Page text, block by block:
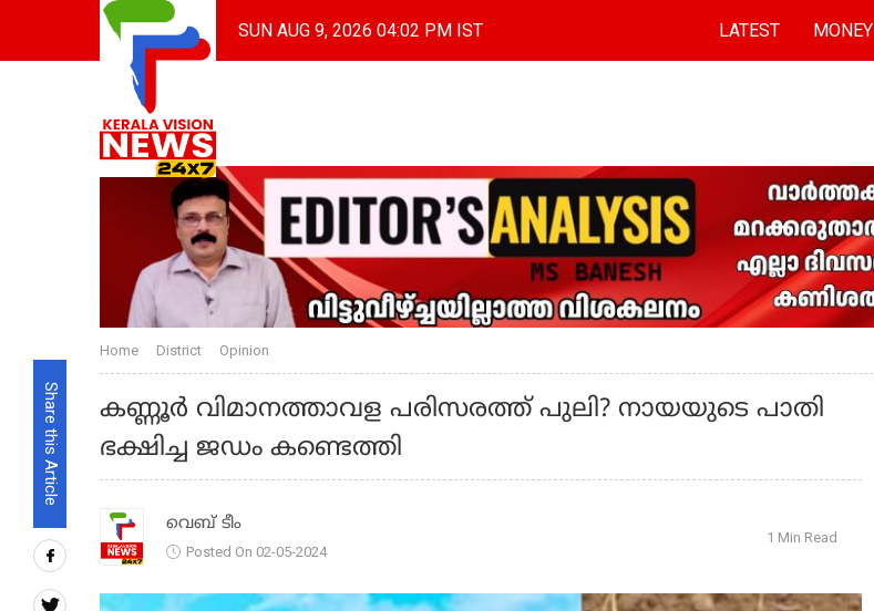
SUN AUG 9, 2026 04:02 PM IST LATEST MONEY
Share this Article
Home District Opinion
കണ്ണൂർ വിമാനത്താവള പരിസരത്ത് പുലി? നായയുടെ പാതി
ഭക്ഷിച്ച ജഡം കണ്ടെത്തി
വെബ് ടീം
Posted On 02-05-2024
1 Min Read